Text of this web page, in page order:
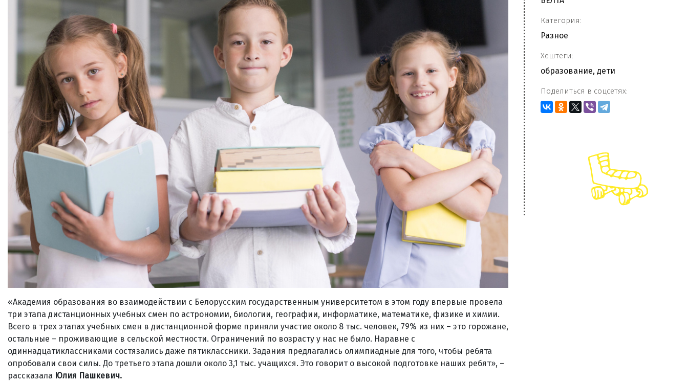
«Академия образования во взаимодействии с Белорусским государственным университетом в этом году впервые провела
три этапа дистанционных учебных смен по астрономии, биологии, географии, информатике, математике, физике и химии.
Всего в трех этапах учебных смен в дистанционной форме приняли участие около 8 тыс. человек, 79% из них – это горожане,
остальные – проживающие в сельской местности. Ограничений по возрасту у нас не было. Наравне с
одиннадцатиклассниками состязались даже пятиклассники. Задания предлагались олимпиадные для того, чтобы ребята
опробовали свои силы. До третьего этапа дошли около 3,1 тыс. учащихся. Это говорит о высокой подготовке наших ребят», –
рассказала Юлия Пашкевич.
Категория:
Разное
Хештеги:
образование, дети
Поделиться в соцсетях: